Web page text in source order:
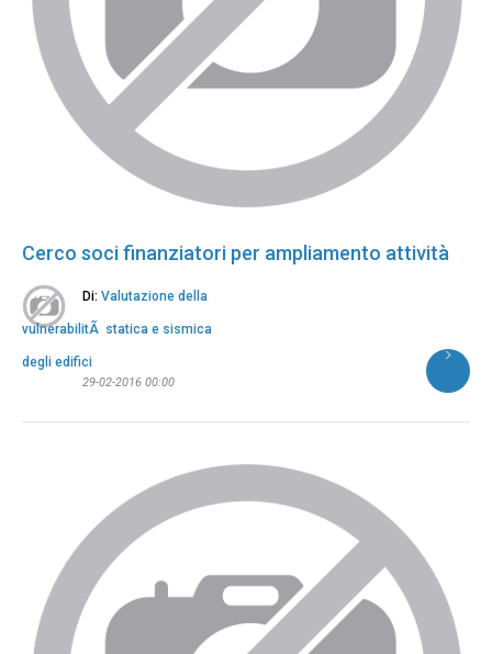
Cerco soci finanziatori per ampliamento attività
Di: Valutazione della
vulnerabilitÃ statica e sismica
degli edifici
29-02-2016 00:00